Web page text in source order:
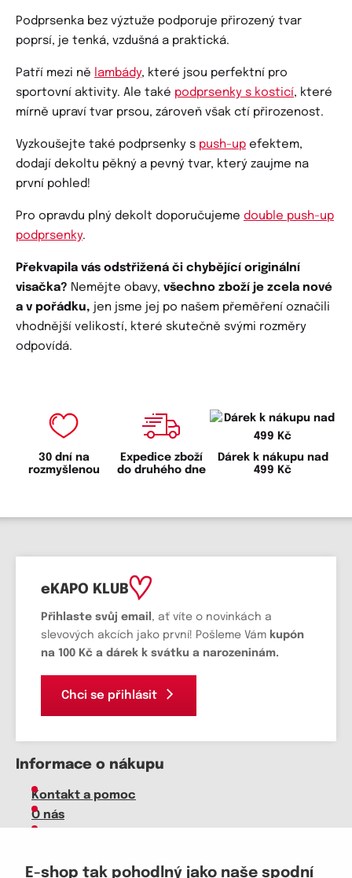
E-shop tak pohodlný jako naše spodní
Podprsenka bez výztuže podporuje přirozený tvar
poprsí, je tenká, vzdušná a praktická.
Patří mezi ně lambády, které jsou perfektní pro
sportovní aktivity. Ale také podprsenky s kosticí, které
mírně upraví tvar prsou, zároveň však ctí přirozenost.
Vyzkoušejte také podprsenky s push-up efektem,
dodají dekoltu pěkný a pevný tvar, který zaujme na
první pohled!
Pro opravdu plný dekolt doporučujeme double push-up
podprsenky.
Překvapila vás odstřižená či chybějící originální
visačka? Nemějte obavy, všechno zboží je zcela nové
a v pořádku, jen jsme jej po našem přeměření označili
vhodnější velikostí, které skutečně svými rozměry
odpovídá.
30 dní na
rozmyšlenou
Expedice zboží
do druhého dne
Dárek k nákupu nad
499 Kč
eKAPO KLUB
Přihlaste svůj email , ať víte o novinkách a
slevových akcích jako první! Pošleme Vám kupón
na 100 Kč a dárek k svátku a narozeninám.
Chci se přihlásit
Informace o nákupu
Kontakt a pomoc
O nás
Velkoobchod